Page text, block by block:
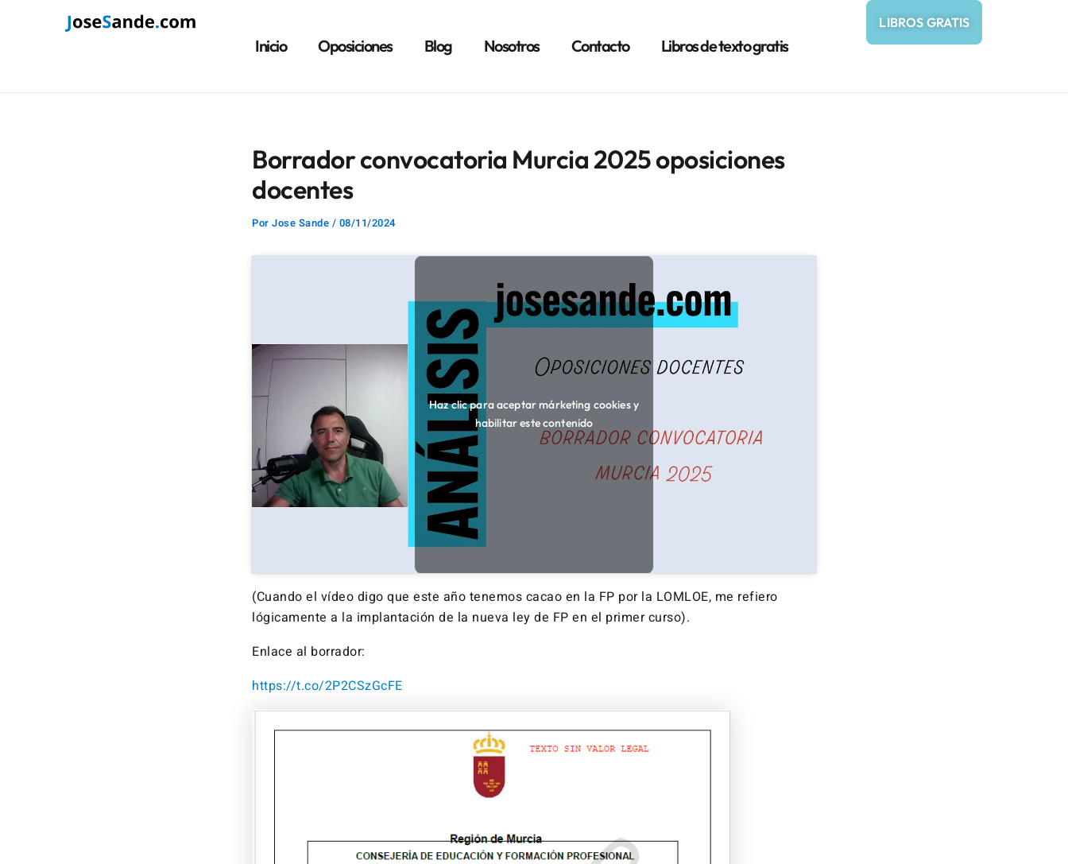
Inicio Oposiciones Blog Nosotros Contacto Libros de texto gratis
LIBROS GRATIS
Borrador convocatoria Murcia 2025 oposiciones
docentes
Por Jose Sande / 08/11/2024
Haz clic para aceptar márketing cookies y
habilitar este contenido
(Cuando el vídeo digo que este año tenemos cacao en la FP por la LOMLOE, me refiero
lógicamente a la implantación de la nueva ley de FP en el primer curso).
Enlace al borrador:
https://t.co/2P2CSzGcFE
entradas